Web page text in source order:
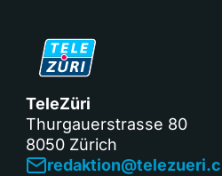
TeleZüri
Thurgauerstrasse 80
8050 Zürich